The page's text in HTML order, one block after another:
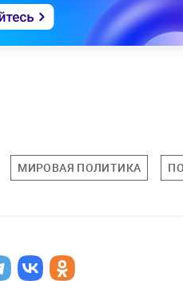
МИРОВАЯ ПОЛИТИКА